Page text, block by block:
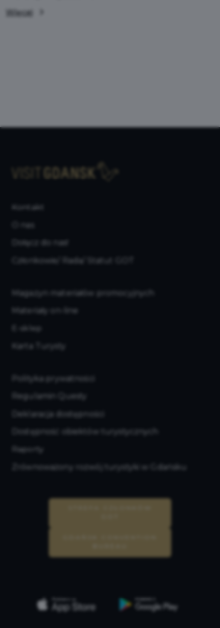
Więcej
Kontakt
O nas
Dołącz do nas!
Członkowie/ Rada/ Statut GOT
Magazyn materiałów promocyjnych
Materiały on-line
E-sklep
Karta Turysty
Polityka prywatności
Regulamin Questy
Deklaracja dostępności
Dostępność obiektów turystycznych
Raporty
Zrównoważony rozwój turystyki w Gdańsku